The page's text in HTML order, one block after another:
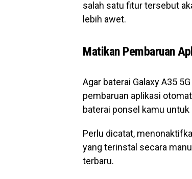
salah satu fitur tersebut
lebih awet.
Matikan Pembaruan
Agar baterai Galaxy A35
pembaruan aplikasi
baterai ponsel kamu
Perlu dicatat,
yang terinstal secara
terbaru.